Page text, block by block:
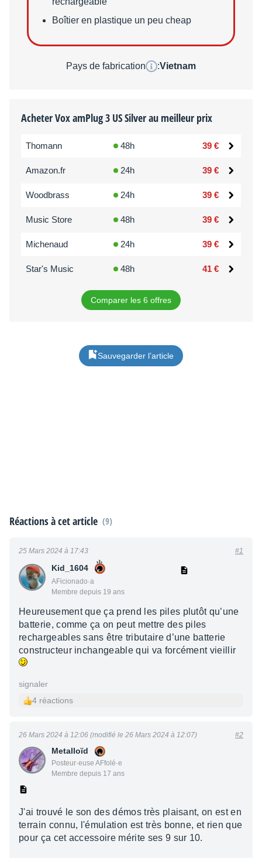
Boîtier en plastique un peu cheap
Pays de fabrication :Vietnam
Acheter Vox amPlug 3 US Silver au meilleur prix
Thomann 48h 39 €
Amazon.fr 24h 39 €
Woodbrass 24h 39 €
Music Store 48h 39 €
Michenaud 24h 39 €
Star's Music 48h 41 €
Comparer les 6 offres
Sauvegarder l’article
Réactions à cet article (9)
Kid_1604
AFicionado·a
Membre depuis 19 ans
25 Mars 2024 à 17:43 #1
Heureusement que ça prend les piles plutôt qu’une
batterie, comme ça on peut mettre des piles
rechargeables sans être tributaire d’une batterie
constructeur inchangeable qui va forcément vieillir
signaler
4 réactions
Metalloïd
Posteur·euse AFfolé·e
Membre depuis 17 ans
26 Mars 2024 à 12:06 (modifié le 26 Mars 2024 à 12:07) #2
J'ai trouvé le son des démos très plaisant, on est en
terrain connu, l'émulation est très bonne, et rien que
pour ça cet accessoire mérite ses 9 sur 10.